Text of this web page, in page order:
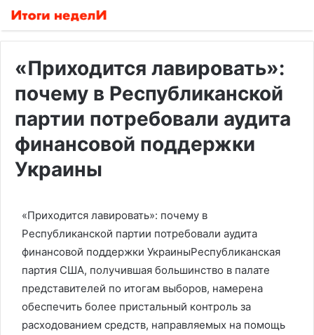
«Приходится лавировать»:
почему в Республиканской
партии потребовали аудита
финансовой поддержки
Украины
«Приходится лавировать»: почему в
Республиканской партии потребовали аудита
финансовой поддержки УкраиныРеспубликанская
партия США, получившая большинство в палате
представителей по итогам выборов, намерена
обеспечить более пристальный контроль за
расходованием средств, направляемых на помощь